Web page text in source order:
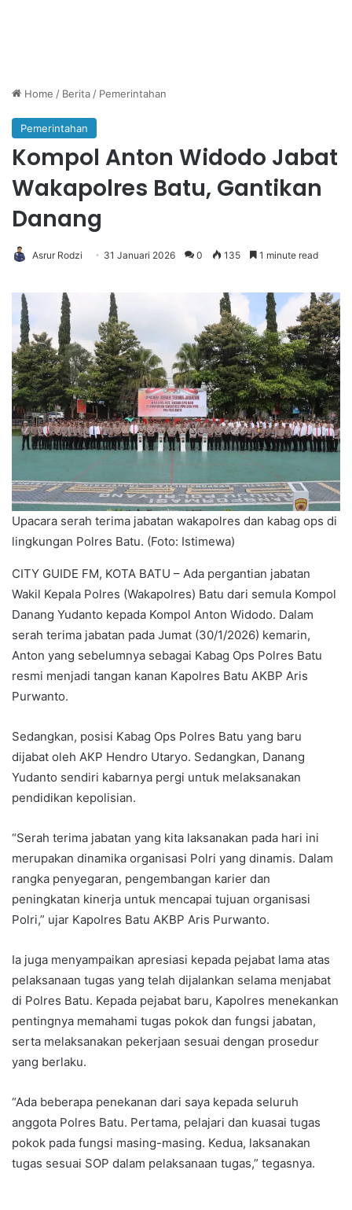
Home / Berita / Pemerintahan
Pemerintahan
Kompol Anton Widodo Jabat
Wakapolres Batu, Gantikan
Danang
Asrur Rodzi 31 Januari 2026 0 135 1 minute read
Upacara serah terima jabatan wakapolres dan kabag ops di
lingkungan Polres Batu. (Foto: Istimewa)
CITY GUIDE FM, KOTA BATU – Ada pergantian jabatan
Wakil Kepala Polres (Wakapolres) Batu dari semula Kompol
Danang Yudanto kepada Kompol Anton Widodo. Dalam
serah terima jabatan pada Jumat (30/1/2026) kemarin,
Anton yang sebelumnya sebagai Kabag Ops Polres Batu
resmi menjadi tangan kanan Kapolres Batu AKBP Aris
Purwanto.
Sedangkan, posisi Kabag Ops Polres Batu yang baru
dijabat oleh AKP Hendro Utaryo. Sedangkan, Danang
Yudanto sendiri kabarnya pergi untuk melaksanakan
pendidikan kepolisian.
“Serah terima jabatan yang kita laksanakan pada hari ini
merupakan dinamika organisasi Polri yang dinamis. Dalam
rangka penyegaran, pengembangan karier dan
peningkatan kinerja untuk mencapai tujuan organisasi
Polri,” ujar Kapolres Batu AKBP Aris Purwanto.
Ia juga menyampaikan apresiasi kepada pejabat lama atas
pelaksanaan tugas yang telah dijalankan selama menjabat
di Polres Batu. Kepada pejabat baru, Kapolres menekankan
pentingnya memahami tugas pokok dan fungsi jabatan,
serta melaksanakan pekerjaan sesuai dengan prosedur
yang berlaku.
“Ada beberapa penekanan dari saya kepada seluruh
anggota Polres Batu. Pertama, pelajari dan kuasai tugas
pokok pada fungsi masing-masing. Kedua, laksanakan
tugas sesuai SOP dalam pelaksanaan tugas,” tegasnya.